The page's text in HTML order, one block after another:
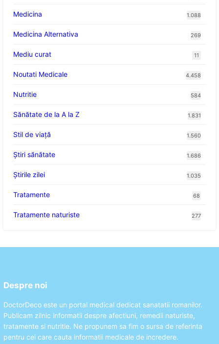
Medicina 1.088
Medicina Alternativa 269
Mediu curat 11
Noutati Medicale 4.458
Nutritie 584
Sănătate de la A la Z 1.831
Stil de viaţă 1.560
Ştiri sănătate 1.686
Știrile zilei 1.035
Tratamente 68
Tratamente naturiste 277
Despre noi
DoctorDeco este un portal medical dedicat sanatatii romanilor.
Publicam zilnic informatii despre afectiuni, remedii naturiste,
tratamente si nutritie. Ne propunem sa fim o sursa de referinta
pentru cei care cauta informatii medicale de incredere.